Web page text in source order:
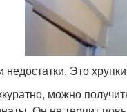
недостатки. Это
можно